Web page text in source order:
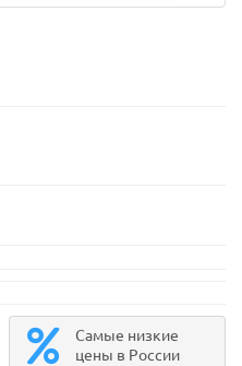
Самые низкие
цены в России